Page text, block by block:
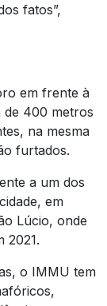
fatos”,
em frente à
400 metros
na mesma
furtados.
a um dos
em
Lúcio, onde
2021.
o IMMU tem